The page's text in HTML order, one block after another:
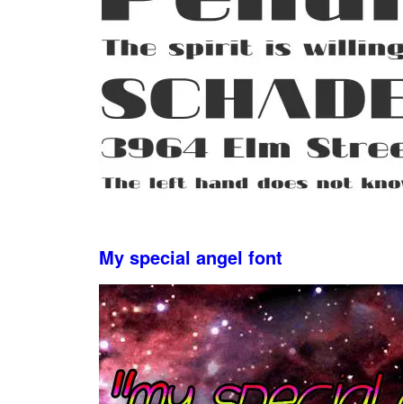
My special angel font